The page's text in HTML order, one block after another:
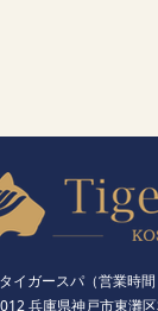
イガースパ（営業時間
兵庫県神戸市東灘